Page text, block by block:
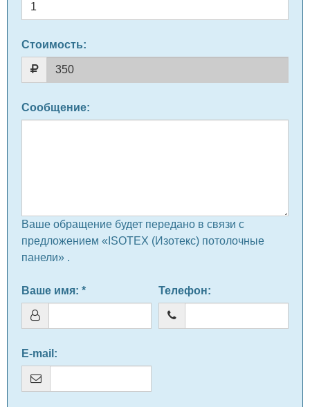
Стоимость:
Сообщение:
Ваше обращение будет передано в связи с
предложением «ISOTEX (Изотекс) потолочные
панели» .
Ваше имя: * Телефон:
E-mail :